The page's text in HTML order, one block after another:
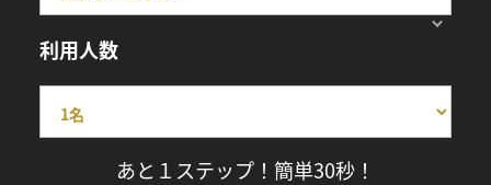
利用人数
あと１ステップ！簡単30秒！